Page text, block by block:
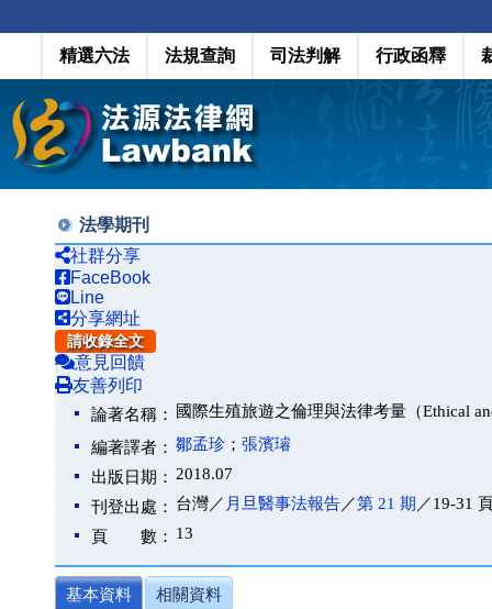
精選六法 法規查詢 司法判解 行政函釋
法學期刊
社群分享
FaceBook
Line
分享網址
請收錄全文
意見回饋
友善列印
論著名稱： 國際生殖旅遊之倫理與法律考量（Ethical
編著譯者： 鄒孟珍 ； 張濱璿
出版日期： 2018.07
刊登出處： 台灣／ 月旦醫事法報告／第 21 期 ／19-31
頁 數： 13
基本資料 相關資料